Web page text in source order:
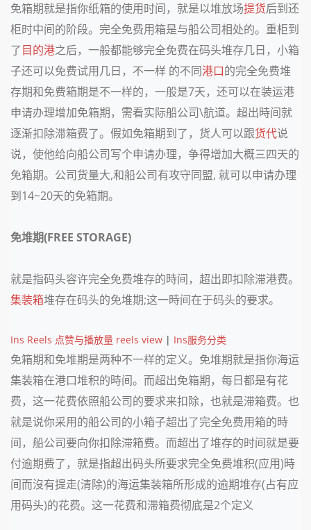
免箱期就是指你纸箱的使用时间，就是以堆放场提货后到还
柜时中间的阶段。完全免费用箱是与船公司相处的。重柜到
了目的港之后，一般都能够完全免费在码头堆存几日，小箱
子还可以免费试用几日，不一样 的不同港口的完全免费堆
存期和免费箱期是不一样的，一般是7天，还可以在装运港
申请办理增加免箱期，需看实际船公司\航道。超出時间就
逐渐扣除滞箱费了。假如免箱期到了，货人可以跟货代说
说，使他给向船公司写个申请办理，争得增加大概三四天的
免箱期。公司货量大,和船公司有攻守同盟, 就可以申请办理
到14~20天的免箱期。
免堆期(FREE STORAGE)
就是指码头容许完全免费堆存的時间，超出即扣除滞港费。
集装箱堆存在码头的免堆期;这一時间在于码头的要求。
Ins Reels 点赞与播放量 reels view | Ins服务分类
免箱期和免堆期是两种不一样的定义。免堆期就是指你海运
集装箱在港口堆积的時间。而超出免箱期，每日都是有花
费，这一花费依照船公司的要求来扣除，也就是滞箱费。也
就是说你采用的船公司的小箱子超出了完全免费用箱的時
间，船公司要向你扣除滞箱费。而超出了堆存的时间就是要
付逾期费了，就是指超出码头所要求完全免费堆积(应用)時
间而沒有提走(清除)的海运集装箱所形成的逾期堆存(占有应
用码头)的花费。这一花费和滞箱费彻底是2个定义